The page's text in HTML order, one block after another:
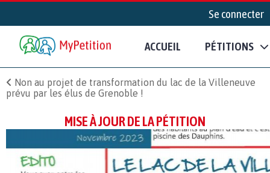
Se connecter
ACCUEIL PÉTITIONS
Non au projet de transformation du lac de la Villeneuve
prévu par les élus de Grenoble !
MISE À JOUR DE LA PÉTITION